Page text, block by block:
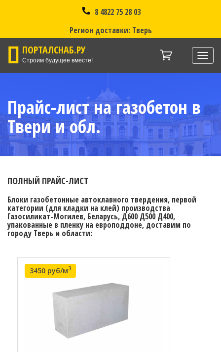
8 4822 75 28 03
Регион доставки: Тверь
ПОРТАЛСНАБ.РУ
Строим будущее вместе!
Прайс-лист на газобетон в
Твери и обл.
ПОЛНЫЙ ПРАЙС-ЛИСТ
Блоки газобетонные автоклавного твердения, первой
категории (для кладки на клей) производства
Газосиликат-Могилев, Беларусь, Д600 Д500 Д400,
упакованные в пленку на европоддоне, доставим по
городу Тверь и области:
3450 руб/м3